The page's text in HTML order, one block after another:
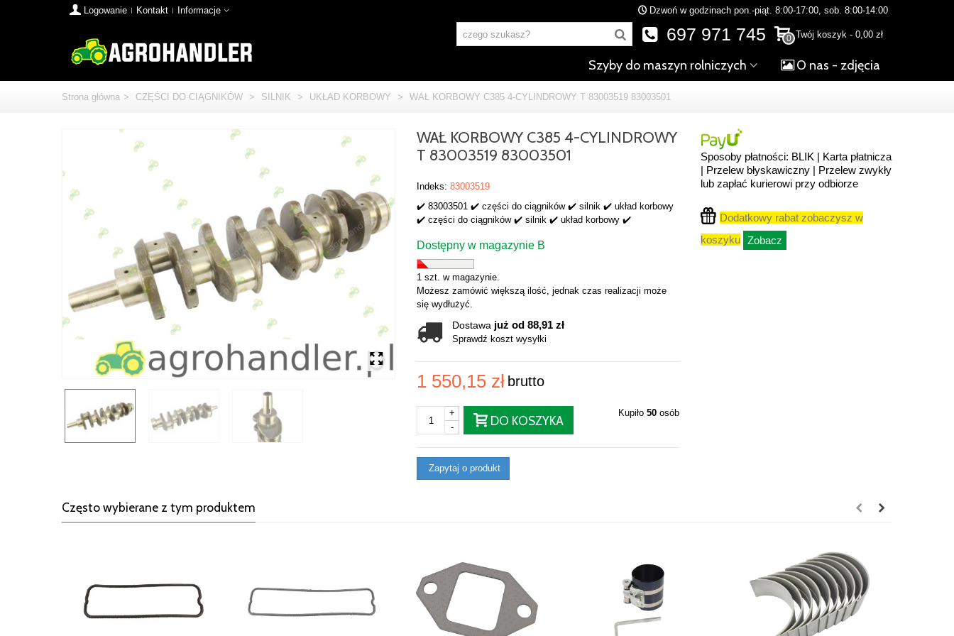
Logowanie Kontakt Informacje Dzwoń w godzinach pon.-piąt. 8:00-17:00, sob. 8:00-14:00
0 Twój koszyk - 0,00 zł
697 971 745
Szyby do maszyn rolniczych O nas - zdjęcia
Strona główna > CZĘŚCI DO CIĄGNIKÓW > SILNIK > UKŁAD KORBOWY > WAŁ KORBOWY C385 4-CYLINDROWY T 83003519 83003501
WAŁ KORBOWY C385 4-CYLINDROWY
T 83003519 83003501
Indeks: 83003519
✔️ 83003501 ✔️ części do ciągników ✔️ silnik ✔️ układ korbowy
✔️ części do ciągników ✔️ silnik ✔️ układ korbowy ✔️
Dostępny w magazynie B
1 szt. w magazynie.
Możesz zamówić większą ilość, jednak czas realizacji może
się wydłużyć.
Dostawa już od 88,91 zł
Sprawdź koszt wysyłki
1 550,15 zł brutto
-
+
DO KOSZYKA
Kupiło 50osób
Zapytaj o produkt
Sposoby płatności: BLIK | Karta płatnicza
| Przelew błyskawiczny | Przelew zwykły
lub zapłać kurierowi przy odbiorze
Dodatkowy rabat zobaczysz w
koszyku Zobacz
Często wybierane z tym produktem